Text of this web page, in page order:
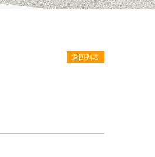
返回列表